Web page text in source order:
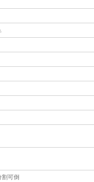
割可倒